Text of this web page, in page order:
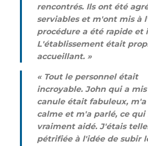
rencontrés. Ils ont été
serviables et m'ont mis à
procédure a été rapide et
L'établissement était
accueillant. »
« Tout le personnel était
incroyable. John qui a
canule était fabuleux, m'a
calme et m'a parlé, ce qui
vraiment aidé. J'étais
pétrifiée à l'idée de subir